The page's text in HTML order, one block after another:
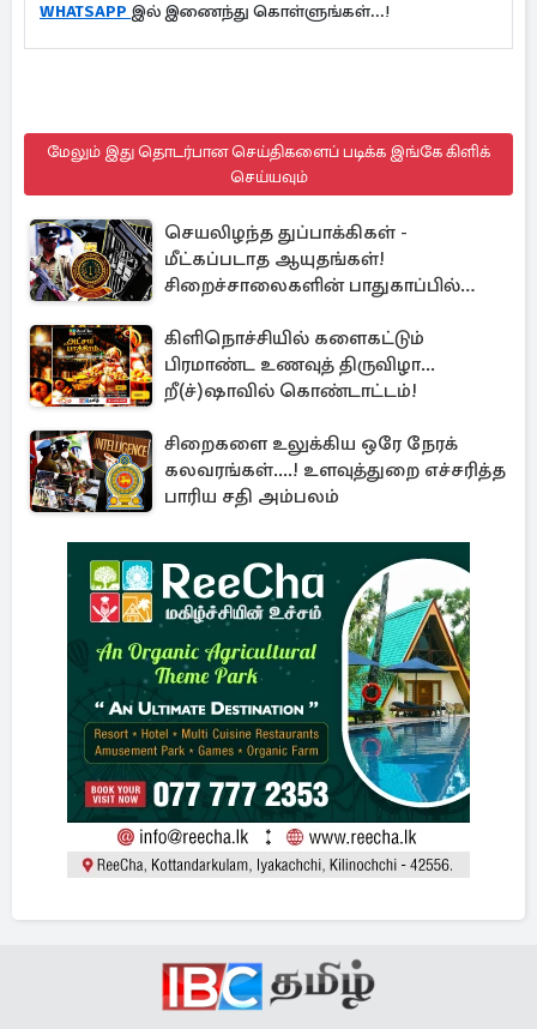
WHATSAPP இல் இணைந்து கொள்ளுங்கள்...!
மேலும் இது தொடர்பான செய்திகளைப் படிக்க இங்கே கிளிக்
செய்யவும்
செயலிழந்த துப்பாக்கிகள் -
மீட்கப்படாத ஆயுதங்கள்!
சிறைச்சாலைகளின் பாதுகாப்பில்
கிளிநொச்சியில் களைகட்டும்
பிரமாண்ட உணவுத் திருவிழா...
றீ(ச்)ஷாவில் கொண்டாட்டம்!
சிறைகளை உலுக்கிய ஒரே நேரக்
கலவரங்கள்....! உளவுத்துறை எச்சரித்த
பாரிய சதி அம்பலம்